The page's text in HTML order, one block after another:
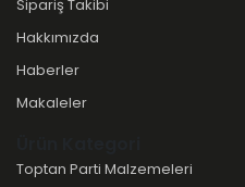
Sipariş Takibi
Hakkımızda
Haberler
Makaleler
Toptan Parti Malzemeleri